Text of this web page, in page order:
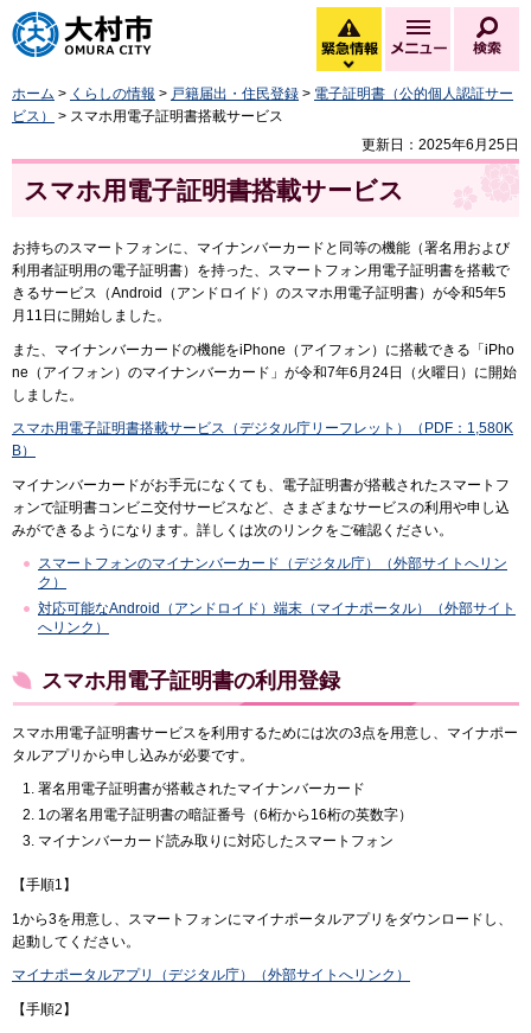
大村市
緊急情報
緊急情報を開く
メニュー
ホーム > くらしの情報 > 戸籍届出・住民登録 > 電子証明書（公的個人認証サー
ビス）
> スマホ用電子証明書搭載サービス
更新日：2025年6月25日
スマホ用電子証明書搭載サービス
お持ちのスマートフォンに、マイナンバーカードと同等の機能（署名用および
利用者証明用の電子証明書）を持った、スマートフォン用電子証明書を搭載で
きるサービス（Android（アンドロイド）のスマホ用電子証明書）が令和5年5
月11日に開始しました。
また、マイナンバーカードの機能をiPhone（アイフォン）に搭載できる「iPho
ne（アイフォン）のマイナンバーカード」が令和7年6月24日（火曜日）に開始
しました。
スマホ用電子証明書搭載サービス（デジタル庁リーフレット）（PDF：1,580K
B）
マイナンバーカードがお手元になくても、電子証明書が搭載されたスマートフ
ォンで証明書コンビニ交付サービスなど、さまざまなサービスの利用や申し込
みができるようになります。詳しくは次のリンクをご確認ください。
スマートフォンのマイナンバーカード（デジタル庁）（外部サイトへリン
ク）
対応可能なAndroid（アンドロイド）端末（マイナポータル）（外部サイト
へリンク）
スマホ用電子証明書の利用登録
スマホ用電子証明書サービスを利用するためには次の3点を用意し、マイナポー
タルアプリから申し込みが必要です。
署名用電子証明書が搭載されたマイナンバーカード
1の署名用電子証明書の暗証番号（6桁から16桁の英数字）
マイナンバーカード読み取りに対応したスマートフォン
【手順1】
1から3を用意し、スマートフォンにマイナポータルアプリをダウンロードし、
起動してください。
マイナポータルアプリ（デジタル庁）（外部サイトへリンク）
【手順2】